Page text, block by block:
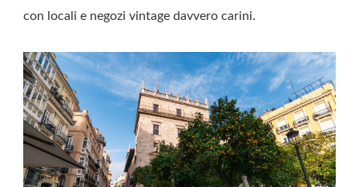
con locali e negozi vintage davvero carini.